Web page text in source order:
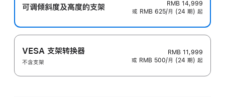
可调倾斜度及高‍度的支‍架
RMB 14,999
或 RMB 625/月 (24 期) 起
VESA 支架转换器
不含支架
RMB 11,999
或 RMB 500/月 (24 期) 起